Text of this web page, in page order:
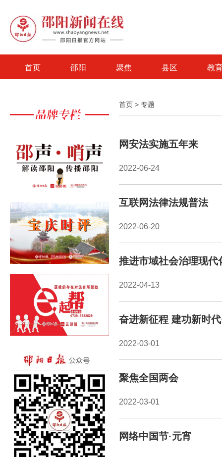
首页 邵阳 聚焦 县区 教
首页 > 专题
网安法实施五年来
2022-06-24
互联网法律法规普法
2022-06-20
推进市域社会治理现代
2022-04-13
奋进新征程 建功新时
2022-03-01
聚焦全国两会
2022-03-01
网络中国节·元宵